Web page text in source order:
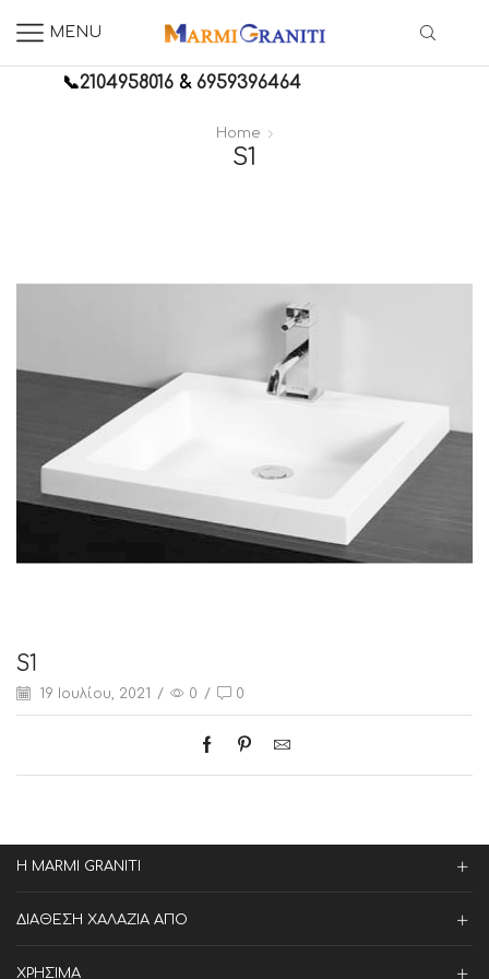
MENU
📞2104958016 &6959396464
Home
S1
S1
19 Ιουλίου, 2021 / 0 / 0
Η MARMI GRANITI
ΔΙΑΘΕΣΗ ΧΑΛΑΖΙΑ ΑΠΟ
ΧΡΗΣΙΜΑ